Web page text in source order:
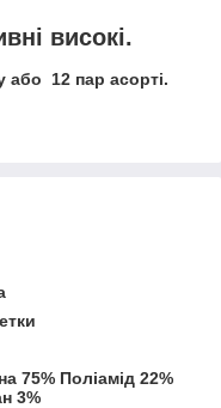
високі.
або 12 пар асорті.
75% Поліамід 22%
3%